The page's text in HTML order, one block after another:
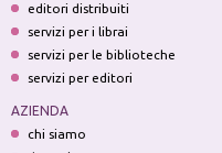
editori distribuiti
servizi per i librai
servizi per le biblioteche
servizi per editori
AZIENDA
chi siamo